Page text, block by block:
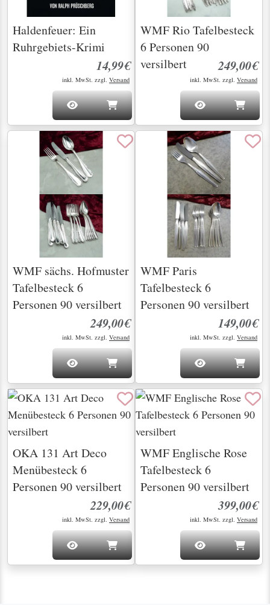
Haldenfeuer: Ein
Ruhrgebiets-Krimi
14,99€
inkl. MwSt. zzgl. Versand
WMF Rio Tafelbesteck
6 Personen 90
versilbert
249,00€
inkl. MwSt. zzgl. Versand
WMF sächs. Hofmuster
Tafelbesteck 6
Personen 90 versilbert
249,00€
inkl. MwSt. zzgl. Versand
WMF Paris
Tafelbesteck 6
Personen 90 versilbert
149,00€
inkl. MwSt. zzgl. Versand
OKA 131 Art Deco
Menübesteck 6
Personen 90 versilbert
229,00€
inkl. MwSt. zzgl. Versand
WMF Englische Rose
Tafelbesteck 6
Personen 90 versilbert
399,00€
inkl. MwSt. zzgl. Versand